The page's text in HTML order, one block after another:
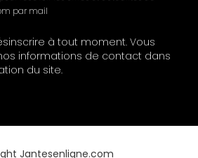
par mail
à tout moment. Vous
informations de contact dans
du site.
Jantesenligne.com